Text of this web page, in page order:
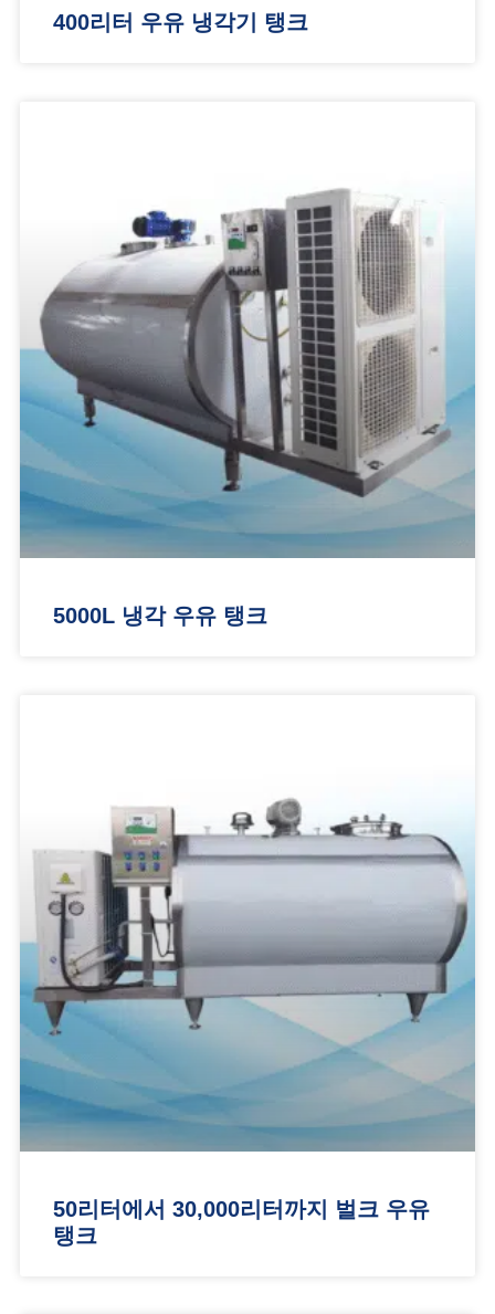
400리터 우유 냉각기 탱크
5000L 냉각 우유 탱크
50리터에서 30,000리터까지 벌크 우유
탱크